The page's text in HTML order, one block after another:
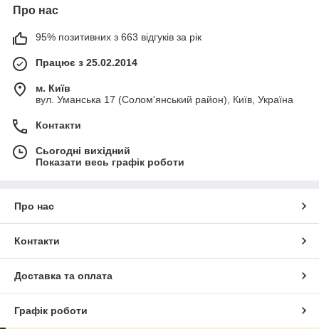
Про нас
95% позитивних з 663 відгуків за рік
Працює з 25.02.2014
м. Київ
вул. Уманська 17 (Солом'янський район), Київ, Україна
Контакти
Сьогодні вихідний
Показати весь графік роботи
Про нас
Контакти
Доставка та оплата
Графік роботи